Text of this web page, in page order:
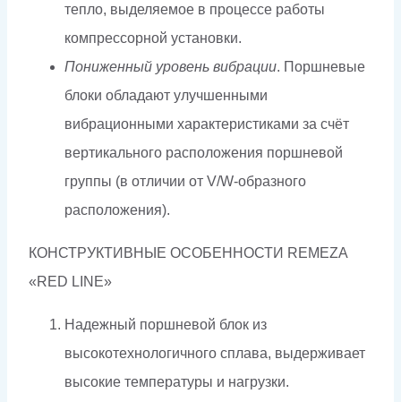
тепло, выделяемое в процессе работы
компрессорной установки.
Пониженный уровень вибрации. Поршневые
блоки обладают улучшенными
вибрационными характеристиками за счёт
вертикального расположения поршневой
группы (в отличии от V/W-образного
расположения).
КОНСТРУКТИВНЫЕ ОСОБЕННОСТИ REMEZA
«RED LINE»
Надежный поршневой блок из
высокотехнологичного сплава, выдерживает
высокие температуры и нагрузки.